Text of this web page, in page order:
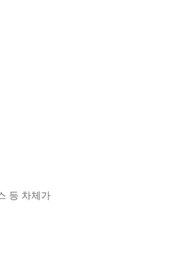
등 차체가